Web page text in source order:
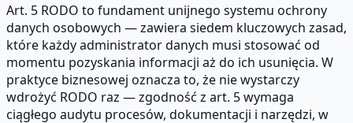
Art. 5 RODO to fundament unijnego systemu ochrony
danych osobowych — zawiera siedem kluczowych zasad,
które każdy administrator danych musi stosować od
momentu pozyskania informacji aż do ich usunięcia. W
praktyce biznesowej oznacza to, że nie wystarczy
wdrożyć RODO raz — zgodność z art. 5 wymaga
ciągłego audytu procesów, dokumentacji i narzędzi, w